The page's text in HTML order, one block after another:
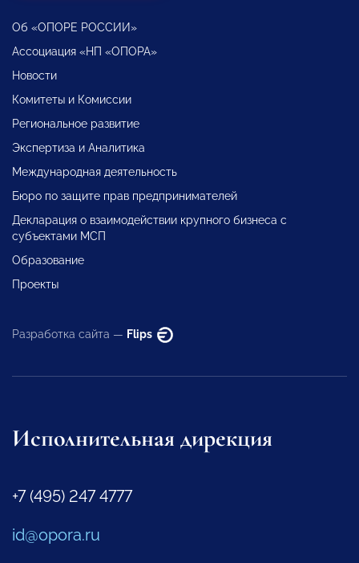
Об «ОПОРЕ РОССИИ»
Ассоциация «НП «ОПОРА»
Новости
Комитеты и Комиссии
Региональное развитие
Экспертиза и Аналитика
Международная деятельность
Бюро по защите прав предпринимателей
Декларация о взаимодействии крупного бизнеса с
субъектами МСП
Образование
Проекты
Разработка сайта — Flips
Исполнительная дирекция
+7 (495) 247 4777
id@opora.ru